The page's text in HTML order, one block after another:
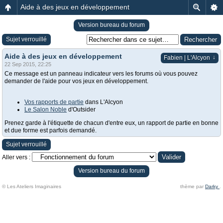
Aide à des jeux en développement
Version bureau du forum
Sujet verrouillé
Fabien | L'Alcyon ↓
Aide à des jeux en développement
22 Sep 2015, 22:25
Ce message est un panneau indicateur vers les forums où vous pouvez
demander de l'aide pour vos jeux en développement.
Vos rapports de partie dans L'Alcyon
Le Salon Noble d'Outsider
Prenez garde à l'étiquette de chacun d'entre eux, un rapport de partie en bonne
et due forme est parfois demandé.
Sujet verrouillé
Aller vers :
Version bureau du forum
© Les Ateliers Imaginaires thème par Darky